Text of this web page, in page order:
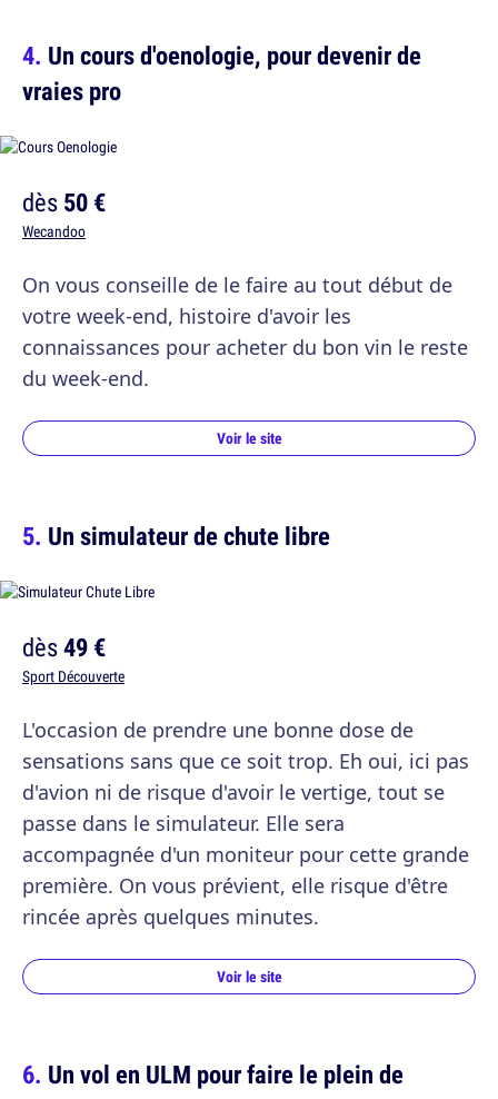
Un cours d'oenologie, pour devenir de
vraies pro
dès50 €
Wecandoo
On vous conseille de le faire au tout début de
votre week-end, histoire d'avoir les
connaissances pour acheter du bon vin le reste
du week-end.
Voir le site
Un simulateur de chute libre
dès49 €
Sport Découverte
L'occasion de prendre une bonne dose de
sensations sans que ce soit trop. Eh oui, ici pas
d'avion ni de risque d'avoir le vertige, tout se
passe dans le simulateur. Elle sera
accompagnée d'un moniteur pour cette grande
première. On vous prévient, elle risque d'être
rincée après quelques minutes.
Voir le site
Un vol en ULM pour faire le plein de